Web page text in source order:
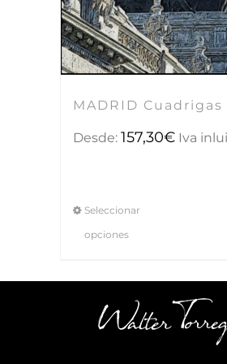
MADRID Cuadrigas
Desde: 157,30€ Iva
Seleccionar
opciones